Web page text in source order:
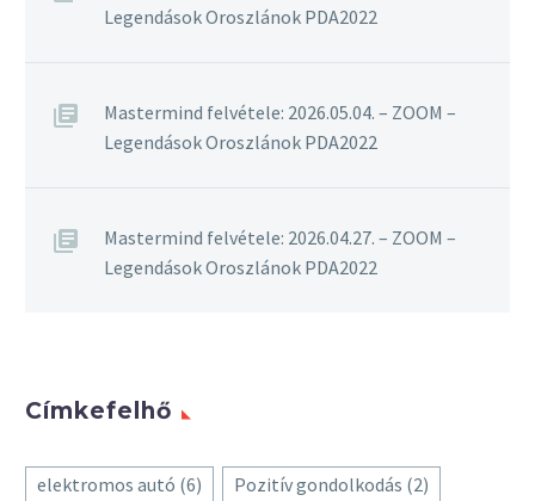
Legendások Oroszlánok PDA2022
Mastermind felvétele: 2026.05.04. – ZOOM –
Legendások Oroszlánok PDA2022
Mastermind felvétele: 2026.04.27. – ZOOM –
Legendások Oroszlánok PDA2022
Címkefelhő
elektromos autó (6) Pozitív gondolkodás (2)